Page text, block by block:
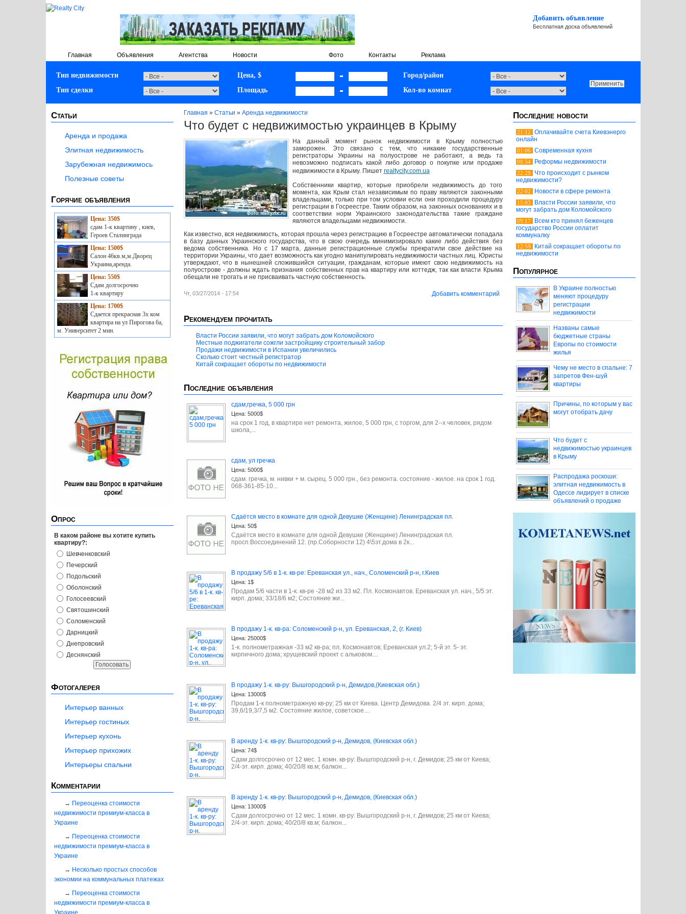
Добавить объявление
Бесплатная доска объявлений
Главная Объявления Агентства Новости Фото Контакты Реклама
Тип недвижимости Цена, $
Город/район
Тип сделки
Площадь Кол-во комнат
Статьи
Аренда и продажа
Элитная недвижимость
Зарубежная недвижимось
Полезные советы
Горячие объявления
Цена: 350$
сдам 1-к квартину , киев,
Героев Сталинграда
Цена: 1500$
Салон 46кв.м,м.Дворец
Украина,аренда.
Цена: 550$
Сдам долгосрочно
1-к квартиру
Цена: 1700$
Сдается прекрасная 3х ком
квартира на ул Пирогова 6а,
м. Университет 2 мин.
Опрос
В каком районе вы хотите купить
квартиру?:
Шевченковский
Печерский
Подольский
Оболонский
Голосеевский
Святошинский
Соломенский
Дарницкий
Днепровский
Деснянский
Фотогалерея
Интерьер ванных
Интерьер гостиных
Интерьер кухонь
Интерьер прихожих
Интерьеры спальни
Комментарии
Переоценка стоимости
недвижимости премиум-класса в
Украине
Переоценка стоимости
недвижимости премиум-класса в
Украине
Несколько простых способов
экономии на коммунальных платежах
Переоценка стоимости
недвижимости премиум-класса в
Украине
Главная » Статьи » Аренда недвижимости
Что будет с недвижимостью украинцев в Крыму
На данный момент рынок недвижимости в Крыму полностью
заморожен. Это связано с тем, что никакие государственные
регистраторы Украины на полуострове не работают, а ведь та
невозможно подписать какой либо договор о покупке или продаже
недвижимости в Крыму. Пишет realtycity.com.ua
Собственники квартир, которые приобрели недвижимость до того
момента, как Крым стал независимым по праву являются законными
владельцами, только при том условии если они проходили процедуру
регистрации в Госреестре. Таким образом, на законных основаниях и в
соответствии норм Украинского законодательства такие граждане
являются владельцами недвижимости.
Как известно, вся недвижимость, которая прошла через регистрацию в Госреестре автоматически попадала
в базу данных Украинского государства, что в свою очередь минимизировало какие либо действия без
ведома собственника. Но с 17 марта, данные регистрационные службы прекратили свое действие на
территории Украины, что дает возможность как угодно манипулировать недвижимости частных лиц. Юристы
утверждают, что в нынешней сложившийся ситуации, гражданам, которые имеют свою недвижимость на
полуострове - должны ждать признания собственных прав на квартиру или коттедж, так как власти Крыма
обещали не трогать и не присваивать частную собственность.
Чт, 03/27/2014 - 17:54 Добавить комментарий
Рекомендуем прочитать
Власти России заявили, что могут забрать дом Коломойского
Местные поджигатели сожгли застройщику строительный забор
Продажи недвижимости в Испании увеличились
Сколько стоит честный регистратор
Китай сокращает обороты по недвижимости
Последние объявления
сдам,гречка, 5 000 грн
Цена: 5000$
на срок 1 год, в квартире нет ремонта, жилое, 5 000 грн, с торгом, для 2--х человек, рядом
школа,...
сдам, ул гречка
Цена: 5000$
сдам. гречка, м. нивки + м. сырец. 5 000 грн., без ремонта. состояние - жилое. на срок 1 год.
068-361-85-10...
Сдаётся место в комнате для одной Девушке (Женщине) Ленинградская пл.
Цена: 50$
Сдаётся место в комнате для одной Девушке (Женщине) Ленинградская пл.
просп.Воссоединений 12. (пр.Соборности 12) 4\5эт.дома в 2к...
В продажу 5/6 в 1-к. кв-ре: Ереванская ул., нач., Соломенский р-н, г.Киев
Цена: 1$
Продам 5/6 части в 1-к. кв-ре -28 м2 из 33 м2. Пл. Космонавтов. Ереванская ул. нач., 5/5 эт.
кирп. дома; 33/18/6 м2; Состояние жи...
В продажу 1-к. кв-ра: Соломенский р-н, ул. Ереванская, 2, (г. Киев)
Цена: 25000$
1-к. полнометражная -33 м2 кв-ра; пл. Космонавтов; Ереванская ул.2; 5-й эт. 5- эт.
кирпичного дома; хрущевский проект с альковом....
В продажу 1-к. кв-ру: Вышгородский р-н, Демидов,(Киевская обл.)
Цена: 13000$
Продам 1-к полнометражную кв-ру; 25 км от Киева. Центр Демидова. 2/4 эт. кирп. дома;
39,6/19,3/7,5 м2. Состояние жилое, советское....
В аренду 1-к. кв-ру: Вышгородский р-н, Демидов, (Киевская обл.)
Цена: 74$
Сдам долгосрочно от 12 мес. 1 комн. кв-ру: Вышгородский р-н, г. Демидов; 25 км от Киева;
2/4-эт. кирп. дома; 40/20/8 кв.м; балкон...
В аренду 1-к. кв-ру: Вышгородский р-н, Демидов, (Киевская обл.)
Цена: 13000$
Сдам долгосрочно от 12 мес. 1 комн. кв-ру: Вышгородский р-н, г. Демидов; 25 км от Киева;
2/4-эт. кирп. дома; 40/20/8 кв.м; балкон...
Последние новости
21:12
Оплачивайте счета Киевэнерго
онлайн
01:06 Современная кухня
00:54 Реформы недвижимости
22:29
Что происходит с рынком
недвижимости?
22:02 Новости в сфере ремонта
15:03
Власти России заявили, что
могут забрать дом Коломойского
09:17
Всем кто принял беженцев
государство России оплатит
коммуналку
12:59
Китай сокращает обороты по
недвижимости
Популярное
В Украине полностью
меняют процедуру
регистрации
недвижимости
Названы самые
бюджетные страны
Европы по стоимости
жилья
Чему не место в спальне: 7
запретов Фен-шуй
квартиры
Причины, по которым у вас
могут отобрать дачу
Что будет с
недвижимостью украинцев
в Крыму
Распродажа роскоши:
элитная недвижимость в
Одессе лидирует в списке
объявлений о продаже